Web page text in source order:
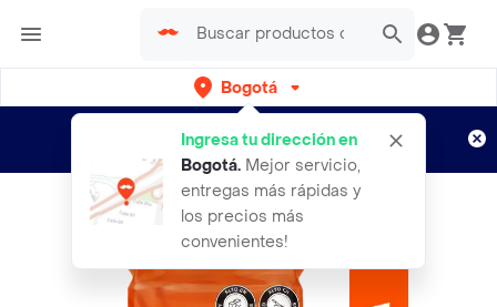
Bogotá
Ingresa tu dirección en
Bogotá. Mejor servicio,
entregas más rápidas y
los precios más
convenientes!
envíos gratis por semanas
Aplican TyC